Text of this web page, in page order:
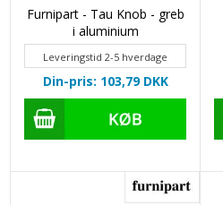
Furnipart - Tau Knob - greb
i aluminium
Leveringstid 2-5 hverdage
Din-pris: 103,79 DKK